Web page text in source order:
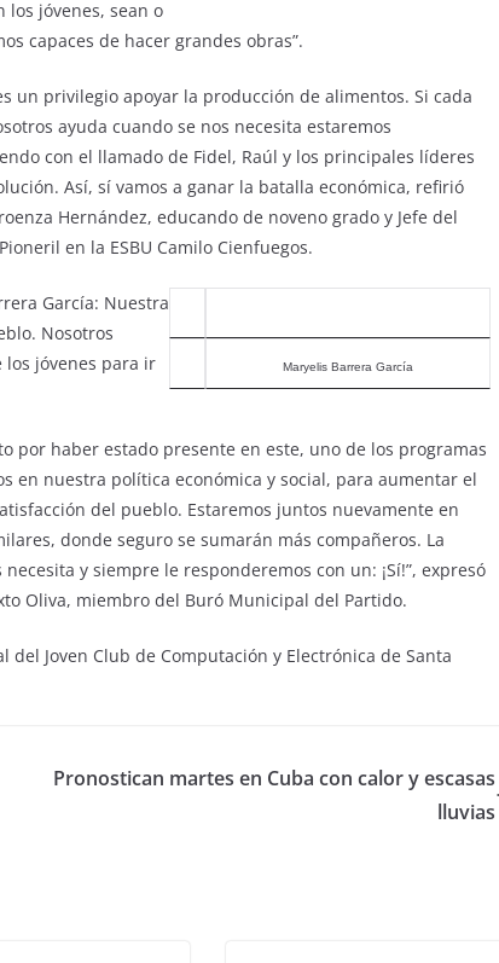
jóvenes, sean o
capaces de hacer grandes obras”.
un privilegio apoyar la producción de alimentos. Si cada
ayuda cuando se nos necesita estaremos
con el llamado de Fidel, Raúl y los principales líderes
Así, sí vamos a ganar la batalla económica, refirió
Hernández, educando de noveno grado y Jefe del
en la ESBU Camilo Cienfuegos.
Maryelis Barrera García
García: Nuestra
Nosotros
jóvenes para ir
por haber estado presente en este, uno de los programas
en nuestra política económica y social, para aumentar el
del pueblo. Estaremos juntos nuevamente en
donde seguro se sumarán más compañeros. La
necesita y siempre le responderemos con un: ¡Sí!”, expresó
Oliva, miembro del Buró Municipal del Partido.
Joven Club de Computación y Electrónica de Santa
Pronostican martes en Cuba con calor y escasas
lluvias